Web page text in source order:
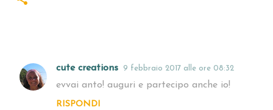
C
cute creations 9 febbraio 2017 alle ore 08:32
evvai anto! auguri e partecipo anche io!
RISPONDI